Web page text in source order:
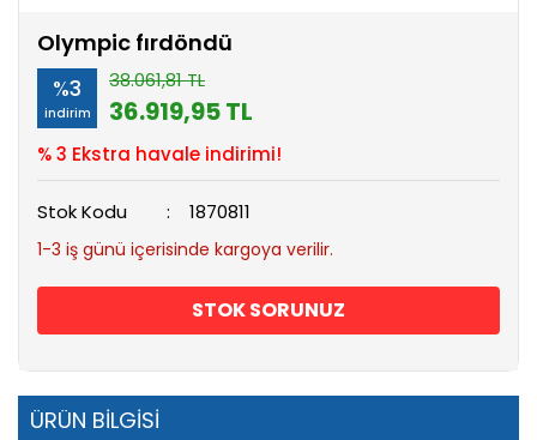
Olympic fırdöndü
%3
indirim
38.061,81 TL
36.919,95 TL
% 3 Ekstra havale indirimi!
Stok Kodu 1870811
1-3 iş günü içerisinde kargoya verilir.
STOK SORUNUZ
ÜRÜN BİLGİSİ